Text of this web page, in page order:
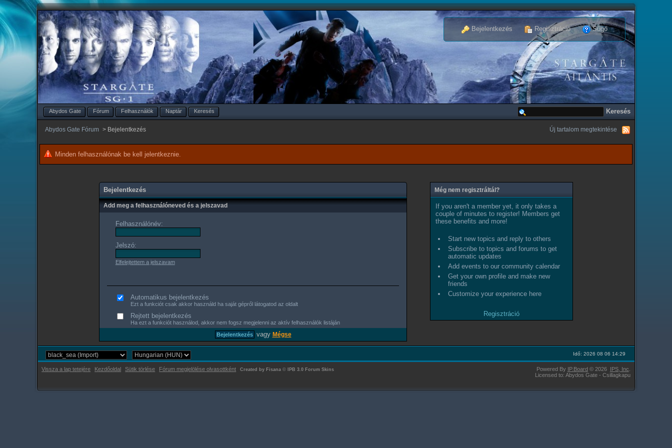
Bejelentkezés Regisztráció Súgó
Abydos Gate Fórum Felhasználók Naptár Keresés
Abydos Gate Fórum > Bejelentkezés Új tartalom megtekintése
Minden felhasználónak be kell jelentkeznie.
Bejelentkezés
Add meg a felhasználóneved és a jelszavad
Felhasználónév:
Jelszó:
Elfelejtettem a jelszavam
Automatikus bejelentkezés
Ezt a funkciót csak akkor használd ha saját gépről látogatod az oldalt
Rejtett bejelentkezés
Ha ezt a funkciót használod, akkor nem fogsz megjelenni az aktív felhasználók listáján
vagy Mégse
Még nem regisztráltál?
If you aren't a member yet, it only takes a
couple of minutes to register! Members get
these benefits and more!
Start new topics and reply to others
Subscribe to topics and forums to get
automatic updates
Add events to our community calendar
Get your own profile and make new
friends
Customize your experience here
Regisztráció
Idő: 2026 08 06 14:29
Vissza a lap tetejére Kezdőoldal Sütik törlése Fórum megjelölése olvasottként Powered By IP.Board © 2026 IPS, Inc.
Licensed to: Abydos Gate - Csillagkapu
Created by Fisana © IPB 3.0 Forum Skins